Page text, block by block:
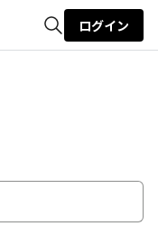
ログイン